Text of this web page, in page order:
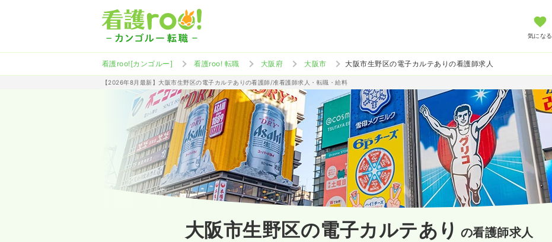
気になる
看護roo![カンゴルー] 看護roo! 転職 大阪府 大阪市 大阪市生野区の電子カルテありの看護師求人
【2026年8月最新】大阪市生野区の電子カルテありの看護師/准看護師求人・転職・給料
大阪市生野区の電子カルテあり の看護師求人